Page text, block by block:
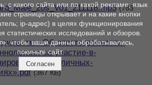
(783
«Об-ответственности-
за-участие-в-
публичных-
(367 КБ)
с какого сайта или по какой рекламе; язык
страницы открывает и на какие кнопки
ip-адрес) в целях функционирования
статистических исследований и обзоров.
чтобы ваши данные обрабатывались,
покиньте сайт.
Согласен